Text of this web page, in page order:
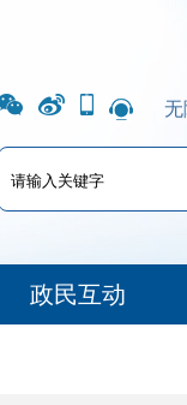
无
政民互动